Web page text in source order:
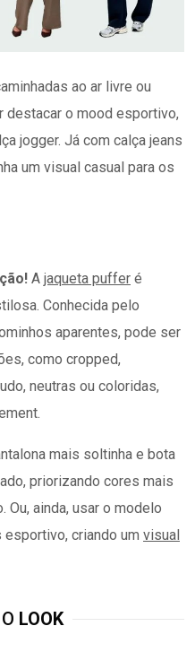
ao ar livre ou
destacar o mood esportivo,
jogger. Já com calça jeans
um visual casual para os
A jaqueta puffer é
Conhecida pelo
aparentes, pode ser
como cropped,
neutras ou coloridas,
mais soltinha e bota
priorizando cores mais
Ou, ainda, usar o modelo
criando um visual
LOOK